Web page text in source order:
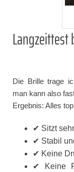
Die Brille trage
man kann also
Ergebnis: Alles
✔ Sitzt
✔ Stabil
✔ Keine
✔ Keine